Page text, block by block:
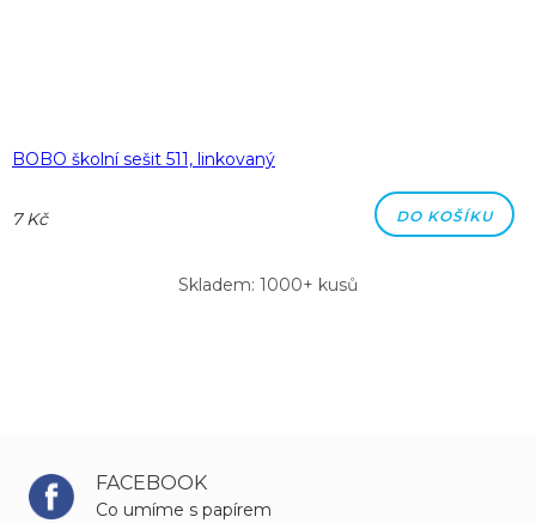
BOBO školní sešit 511, linkovaný
7 Kč DO KOŠÍKU
Skladem: 1000+ kusů
FACEBOOK
Co umíme s papírem